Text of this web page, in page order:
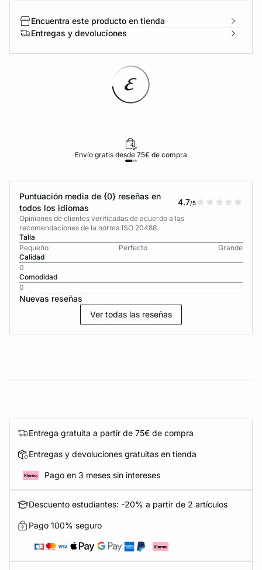
Encuentra este producto en tienda
Entregas y devoluciones
Envío gratis desde 75€ de compra
Puntuación media de {0} reseñas en
todos los idiomas
4.7/5
Opiniones de clientes verificadas de acuerdo a las
recomendaciones de la norma ISO 20488.
Talla
Pequeño
Perfecto
Grande
Calidad
0
Comodidad
0
Nuevas reseñas
Ver todas las reseñas
Entrega gratuita a partir de 75€ de compra
Entregas y devoluciones gratuitas en tienda
Pago en 3 meses sin intereses
Descuento estudiantes: -20% a partir de 2 artículos
Pago 100% seguro